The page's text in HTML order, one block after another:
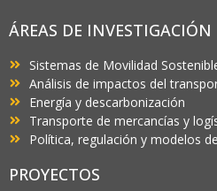
ÁREAS DE INVESTIGACIÓN
Sistemas de Movilidad
Análisis de impactos del
Energía y descarbonización
Transporte de mercancías y
Política, regulación y modelos
PROYECTOS